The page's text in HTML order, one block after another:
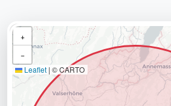
+
−
Leaflet | © CARTO